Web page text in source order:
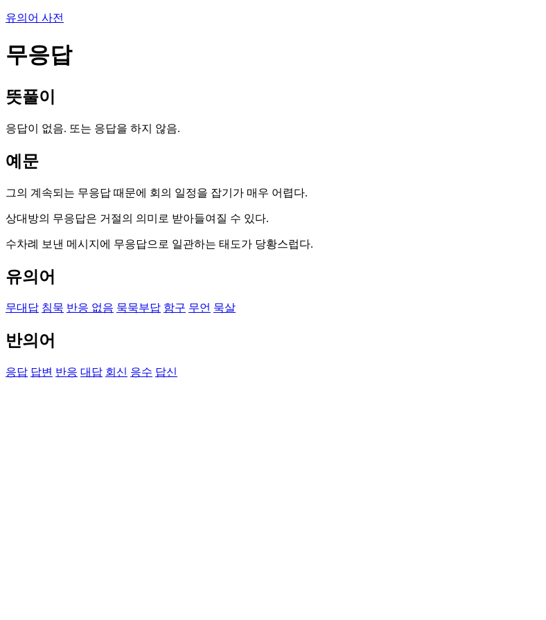
유의어 사전
무응답
뜻풀이
응답이 없음. 또는 응답을 하지 않음.
예문
그의 계속되는 무응답 때문에 회의 일정을 잡기가 매우 어렵다.
상대방의 무응답은 거절의 의미로 받아들여질 수 있다.
수차례 보낸 메시지에 무응답으로 일관하는 태도가 당황스럽다.
유의어
무대답 침묵 반응 없음 묵묵부답 함구 무언 묵살
반의어
응답 답변 반응 대답 회신 응수 답신